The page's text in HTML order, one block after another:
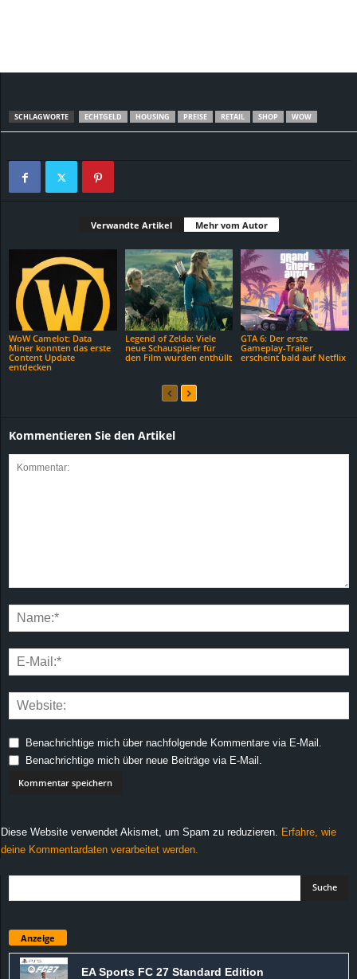
SCHLAGWORTE ECHTGELD HOUSING PREISE RETAIL SHOP WOW
Verwandte Artikel Mehr vom Autor
WoW Camelot: Data
Miner konnten das erste
Content Update
entdecken
Legend of Zelda: Viele
neue Schauspieler für
den Film wurden enthüllt
GTA 6: Der erste
Gameplay-Trailer
erscheint bald auf Netflix
Kommentieren Sie den Artikel
Benachrichtige mich über nachfolgende Kommentare via E-Mail.
Benachrichtige mich über neue Beiträge via E-Mail.
Diese Website verwendet Akismet, um Spam zu reduzieren.
Erfahre, wie
deine Kommentardaten verarbeitet werden.
Anzeige
EA Sports FC 27 Standard Edition